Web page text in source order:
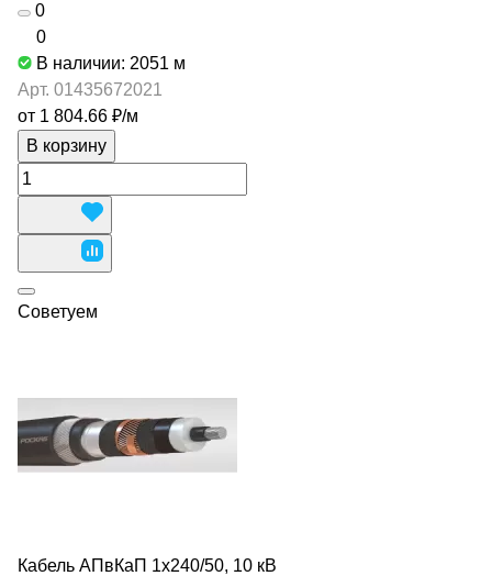
0
0
В наличии: 2051 м
Арт. 01435672021
от 1 804.66 ₽/м
В корзину
Советуем
Кабель АПвКаП 1х240/50, 10 кВ